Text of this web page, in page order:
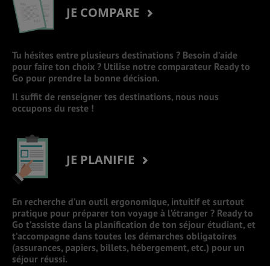
JE COMPARE
Tu hésites entre plusieurs destinations ? Besoin d’aide
pour faire ton choix ? Utilise notre comparateur Ready to
Go pour prendre la bonne décision.
Il suffit de renseigner tes destinations, nous nous
occupons du reste !
JE PLANIFIE
En recherche d’un outil ergonomique, intuitif et surtout
pratique pour préparer ton voyage à l’étranger ? Ready to
Go t’assiste dans la planification de ton séjour étudiant, et
t’accompagne dans toutes les démarches obligatoires
(assurances, papiers, billets, hébergement, etc.) pour un
séjour réussi.